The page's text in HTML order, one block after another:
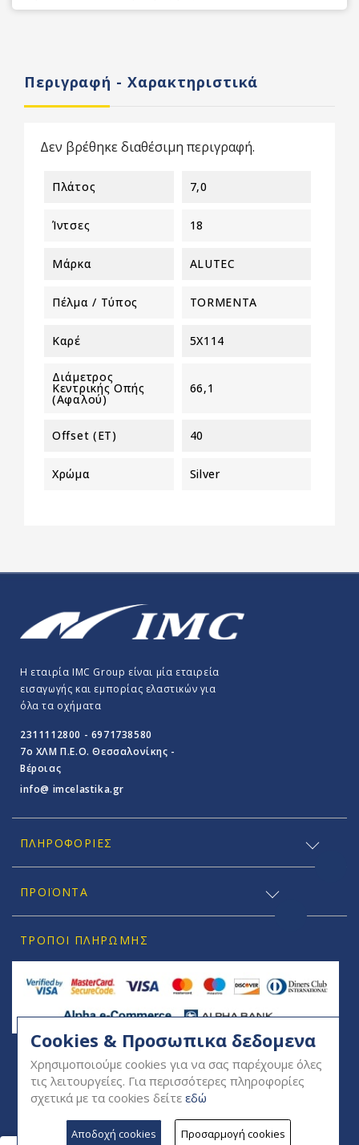
Περιγραφή - Χαρακτηριστικά
Δεν βρέθηκε διαθέσιμη περιγραφή.
Πλάτος 7,0
Ίντσες 18
Μάρκα ALUTEC
Πέλμα / Τύπος TORMENTA
Καρέ 5X114
Διάμετρος
Κεντρικής Οπής
(αφαλού)
66,1
Offset (ET) 40
Χρώμα Silver
Η εταιρία IMC Group είναι μία εταιρεία
εισαγωγής και εμπορίας ελαστικών για
όλα τα οχήματα
2311112800 - 6971738580
7o ΧΛΜ Π.E.O. Θεσσαλονίκης -
Βέροιας
info@ imcelastika.gr
ΠΛΗΡΟΦΟΡΊΕΣ
ΠΡΟΪΟΝΤΑ
ΤΡΌΠΟΙ ΠΛΗΡΩΜΉΣ
SOCIAL
Cookies & Προσωπικα δεδομενα
Χρησιμοποιούμε cookies για να σας παρέχουμε όλες
τις λειτουργείες. Για περισσότερες πληροφορίες
σχετικά με τα cookies δείτε εδώ
Αποδοχή cookies Προσαρμογή cookies